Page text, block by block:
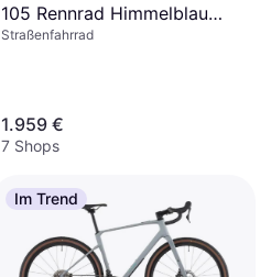
105 Rennrad Himmelblau
Herrenfahrrad
Straßenfahrrad
1.959 €
7 Shops
Im Trend